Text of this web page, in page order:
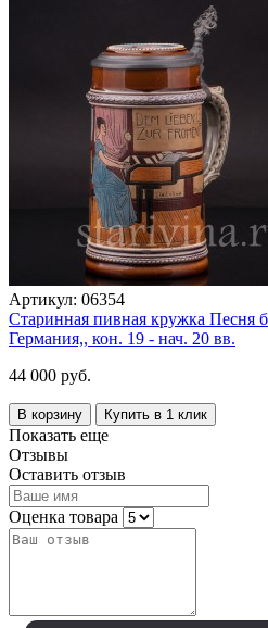
Артикул: 06354
Старинная пивная кружка Песня
Германия,, кон. 19 - нач. 20 вв.
44 000 руб.
В корзину Купить в 1 клик
Показать еще
Отзывы
Оставить отзыв
Оценка товара